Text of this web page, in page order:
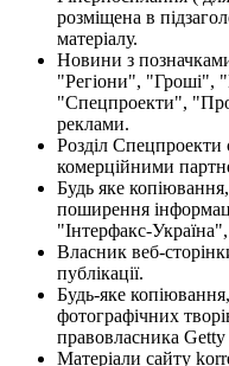
розміщена в
матеріалу.
Новини з
"Регіони", "Гроші",
"Спецпроекти",
реклами.
Розділ Спецпроекти
комерційними
Будь яке
поширення
"Інтерфакс-
Власник веб-
публікації.
Будь-яке
фотографічних
правовласника Getty
Матеріали сайту